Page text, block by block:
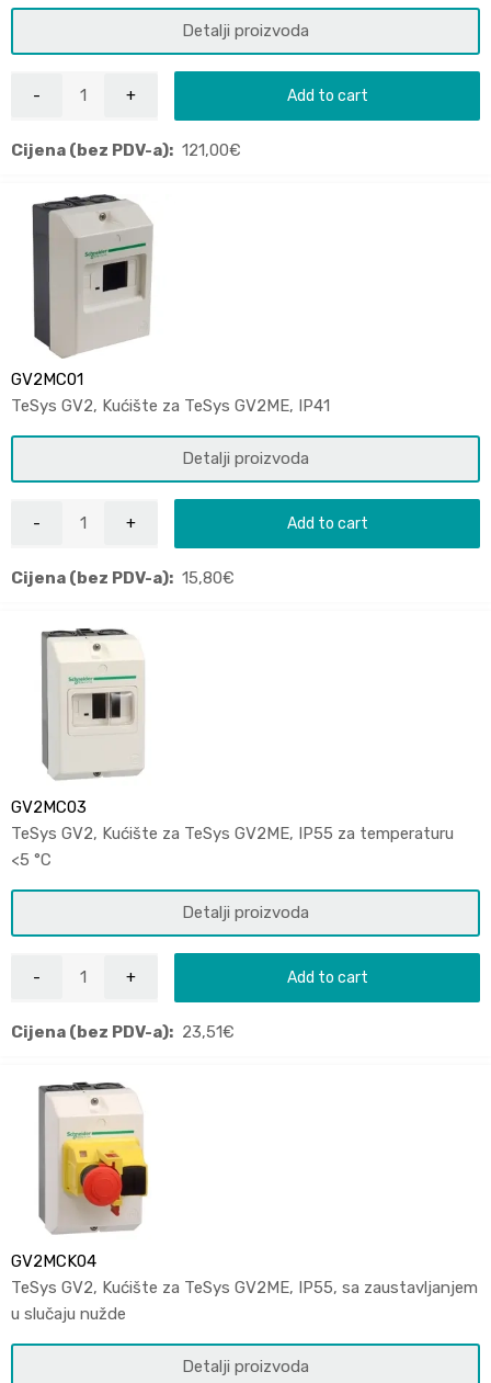
Detalji proizvoda
Add to cart
Cijena (bez PDV-a): 121,00€
GV2MC01
TeSys GV2, Kućište za TeSys GV2ME, IP41
Detalji proizvoda
Add to cart
Cijena (bez PDV-a): 15,80€
GV2MC03
TeSys GV2, Kućište za TeSys GV2ME, IP55 za temperaturu
<5 °C
Detalji proizvoda
Add to cart
Cijena (bez PDV-a): 23,51€
GV2MCK04
TeSys GV2, Kućište za TeSys GV2ME, IP55, sa zaustavljanjem
u slučaju nužde
Detalji proizvoda